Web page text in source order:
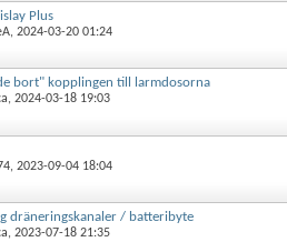
Plus
, 2024-03-20 01:24
bort" kopplingen till larmdosorna
, 2024-03-18 19:03
, 2023-09-04 18:04
dräneringskanaler / batteribyte
, 2023-07-18 21:35